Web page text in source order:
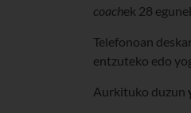
coachek 28
Telefonoan
entzuteko edo
Aurkituko duzun